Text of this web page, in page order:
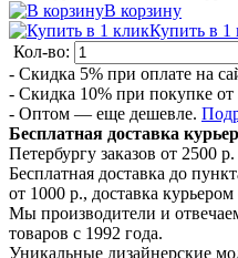
В корзину
Купить в 1
Кол-во:
- Скидка 5% при оплате на
- Скидка 10% при покупке от
- Оптом — еще дешевле.
Бесплатная доставка
Петербургу заказов от 2500 р.
Бесплатная доставка до
от 1000 р., доставка
Мы производители и
товаров с 1992 года.
Уникальные дизайнерские